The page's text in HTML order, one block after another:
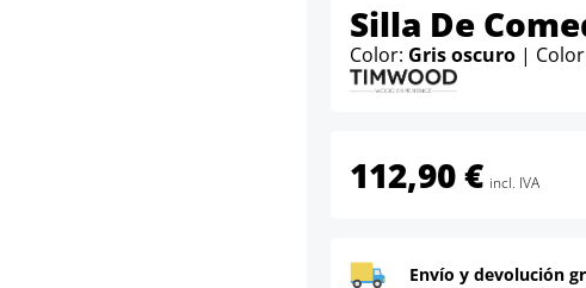
Silla De
Color: Gris oscuro |
112,90 € incl. IVA
Envío y devolución